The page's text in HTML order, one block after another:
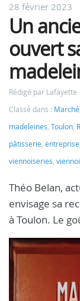
28 février 2023
Un
ouvert
Rédigé par Lafayette
Classé dans : Marché
madeleines, Toulon,
pâtisserie, entreprise
viennoiseries,
Théo Belan,
envisage sa
à Toulon. Le